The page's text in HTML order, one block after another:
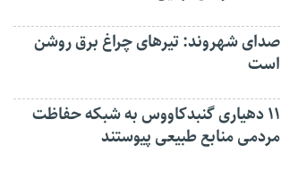
صدای شهروند: تیرهای چراغ برق روشن
است
۱۱ دهیاری گنبدکاووس به شبکه حفاظت
مردمی منابع طبیعی پیوستند